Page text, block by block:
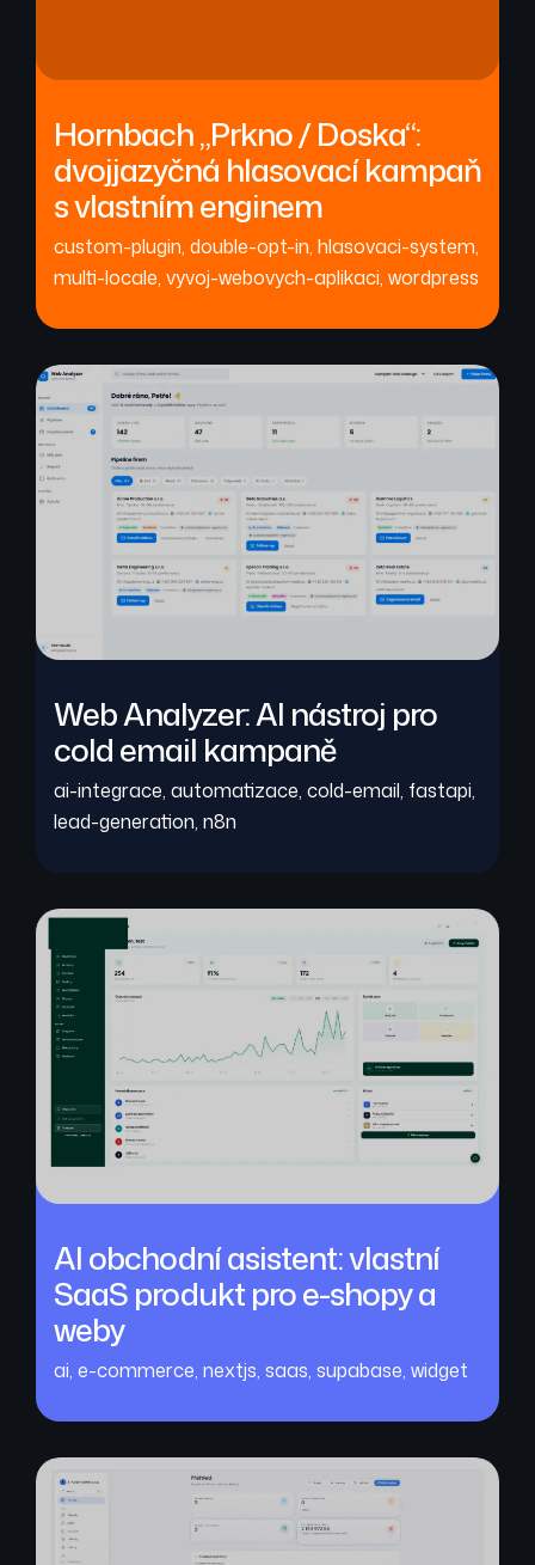
Hornbach „Prkno / Doska“:
dvojjazyčná hlasovací kampaň
s vlastním enginem
custom-plugin, double-opt-in, hlasovaci-system,
multi-locale, vyvoj-webovych-aplikaci, wordpress
Web Analyzer: AI nástroj pro
cold email kampaně
ai-integrace, automatizace, cold-email, fastapi,
lead-generation, n8n
AI obchodní asistent: vlastní
SaaS produkt pro e-shopy a
weby
ai, e-commerce, nextjs, saas, supabase, widget